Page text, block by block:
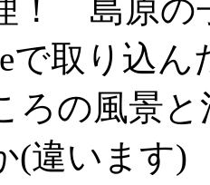
！ 島原の
で取り込
ろの風景
(違います)